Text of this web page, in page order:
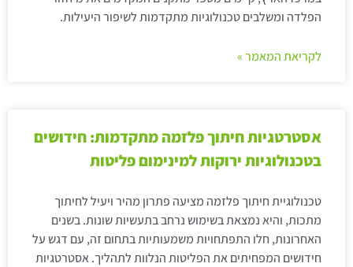
הפלדה ומשלבים טכנולוגיות מתקדמות לשיפור היעילות.
לקריאת המאמר »
אסטרטגיות חיתוך פלזמה מתקדמות: חידושים
בטכנולוגיות ירוקות למינימום פליטות
טכנולוגיית חיתוך פלזמה מציעה פתרון מהיר ויעיל לחיתוך
מתכות, והיא נמצאת בשימוש נרחב בתעשיות שונות. בשנים
האחרונות, חלו התפתחויות משמעותיות בתחום זה, עם דגש על
חידושים המפחיתים את הפליטות הנלוות לתהליך. אסטרטגיות